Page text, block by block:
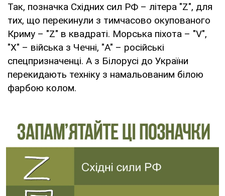
Так, позначка Східних сил РФ – літера "Z", для
тих, що перекинули з тимчасово окупованого
Криму – "Z" в квадраті. Морська піхота – "V",
"X" – війська з Чечні, "A" – російські
спецпризначенці. А з Білорусі до України
перекидають техніку з намальованим білою
фарбою колом.